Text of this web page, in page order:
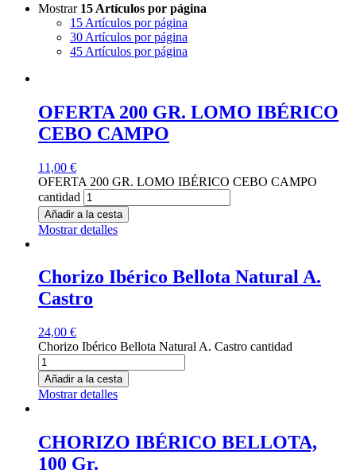
Mostrar 15 Artículos por página
15 Artículos por página
30 Artículos por página
45 Artículos por página
OFERTA 200 GR. LOMO IBÉRICO
CEBO CAMPO
11,00 €
OFERTA 200 GR. LOMO IBÉRICO CEBO CAMPO
cantidad
Añadir a la cesta
Mostrar detalles
Chorizo Ibérico Bellota Natural A.
Castro
24,00 €
Chorizo Ibérico Bellota Natural A. Castro cantidad
Añadir a la cesta
Mostrar detalles
CHORIZO IBÉRICO BELLOTA,
100 Gr.